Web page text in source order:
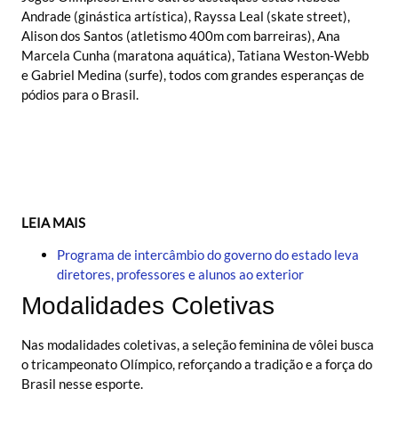
Andrade (ginástica artística), Rayssa Leal (skate street),
Alison dos Santos (atletismo 400m com barreiras), Ana
Marcela Cunha (maratona aquática), Tatiana Weston-Webb
e Gabriel Medina (surfe), todos com grandes esperanças de
pódios para o Brasil.
LEIA MAIS
Programa de intercâmbio do governo do estado leva
diretores, professores e alunos ao exterior
Modalidades Coletivas
Nas modalidades coletivas, a seleção feminina de vôlei busca
o tricampeonato Olímpico, reforçando a tradição e a força do
Brasil nesse esporte.